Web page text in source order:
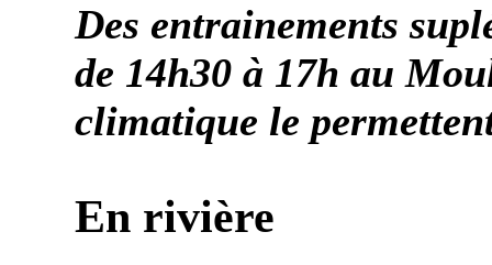
Des entrainements
de 14h30 à 17h au
climatique le
En rivière